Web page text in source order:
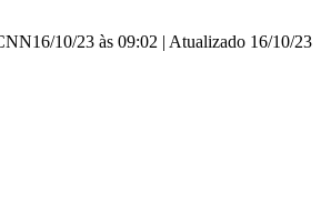
16/10/23 às 09:02 | Atualizado 16/10/23